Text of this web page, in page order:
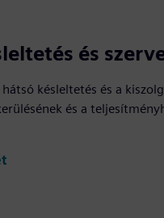
és
késleltetés és a
és a